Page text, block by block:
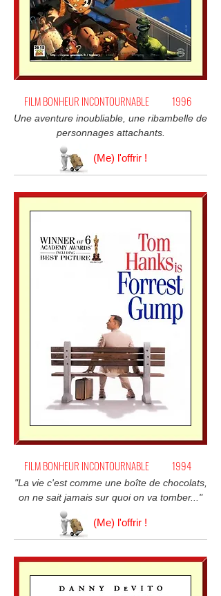
FILM BONHEUR INCONTOURNABLE 1996
Une aventure inoubliable, une ribambelle de
personnages attachants.
(Me) l'offrir !
FILM BONHEUR INCONTOURNABLE 1994
"La vie c'est comme une boîte de chocolats,
on ne sait jamais sur quoi on va tomber..."
(Me) l'offrir !